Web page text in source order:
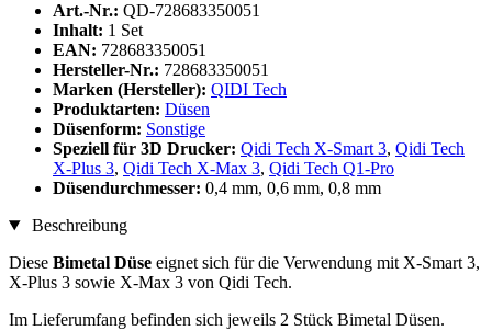
Art.-Nr.: QD-728683350051
Inhalt: 1 Set
EAN: 728683350051
Hersteller-Nr.: 728683350051
Marken (Hersteller): QIDI Tech
Produktarten: Düsen
Düsenform: Sonstige
Speziell für 3D Drucker: Qidi Tech X-Smart 3, Qidi Tech
X-Plus 3, Qidi Tech X-Max 3, Qidi Tech Q1-Pro
Düsendurchmesser: 0,4 mm, 0,6 mm, 0,8 mm
Beschreibung
Diese Bimetal Düse eignet sich für die Verwendung mit X-Smart 3,
X-Plus 3 sowie X-Max 3 von Qidi Tech.
Im Lieferumfang befinden sich jeweils 2 Stück Bimetal Düsen.